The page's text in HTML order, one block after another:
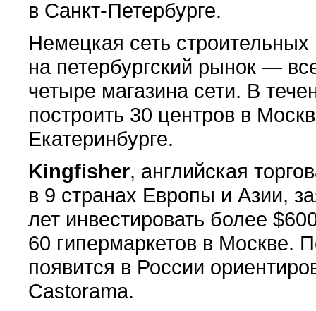
в Санкт-Петербурге.
Немецкая сеть
на петербургский рынок —
четыре магазина сети. В
построить 30 центров в
Екатеринбурге.
Kingfisher, английская
в 9 странах Европы и Азии,
лет инвестировать более
60 гипермаркетов в Москве.
появится в России
Castorama.